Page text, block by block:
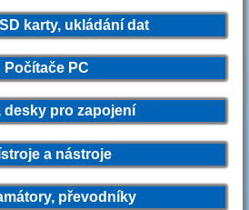
karty, ukládání dat
PC
pro zapojení
a nástroje
převodníky